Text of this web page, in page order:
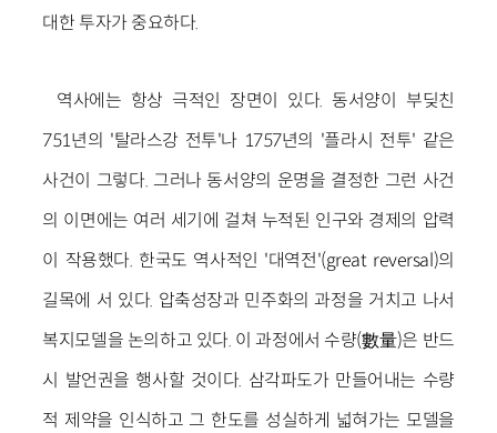
대한 투자가 중요하다.
역사에는 항상 극적인 장면이 있다. 동서양이 부딪친
751년의 '탈라스강 전투'나 1757년의 '플라시 전투' 같은
사건이 그렇다. 그러나 동서양의 운명을 결정한 그런 사건
의 이면에는 여러 세기에 걸쳐 누적된 인구와 경제의 압력
이 작용했다. 한국도 역사적인 '대역전'(great reversal)의
길목에 서 있다. 압축성장과 민주화의 과정을 거치고 나서
복지모델을 논의하고 있다. 이 과정에서 수량(數量)은 반드
시 발언권을 행사할 것이다. 삼각파도가 만들어내는 수량
적 제약을 인식하고 그 한도를 성실하게 넓혀가는 모델을